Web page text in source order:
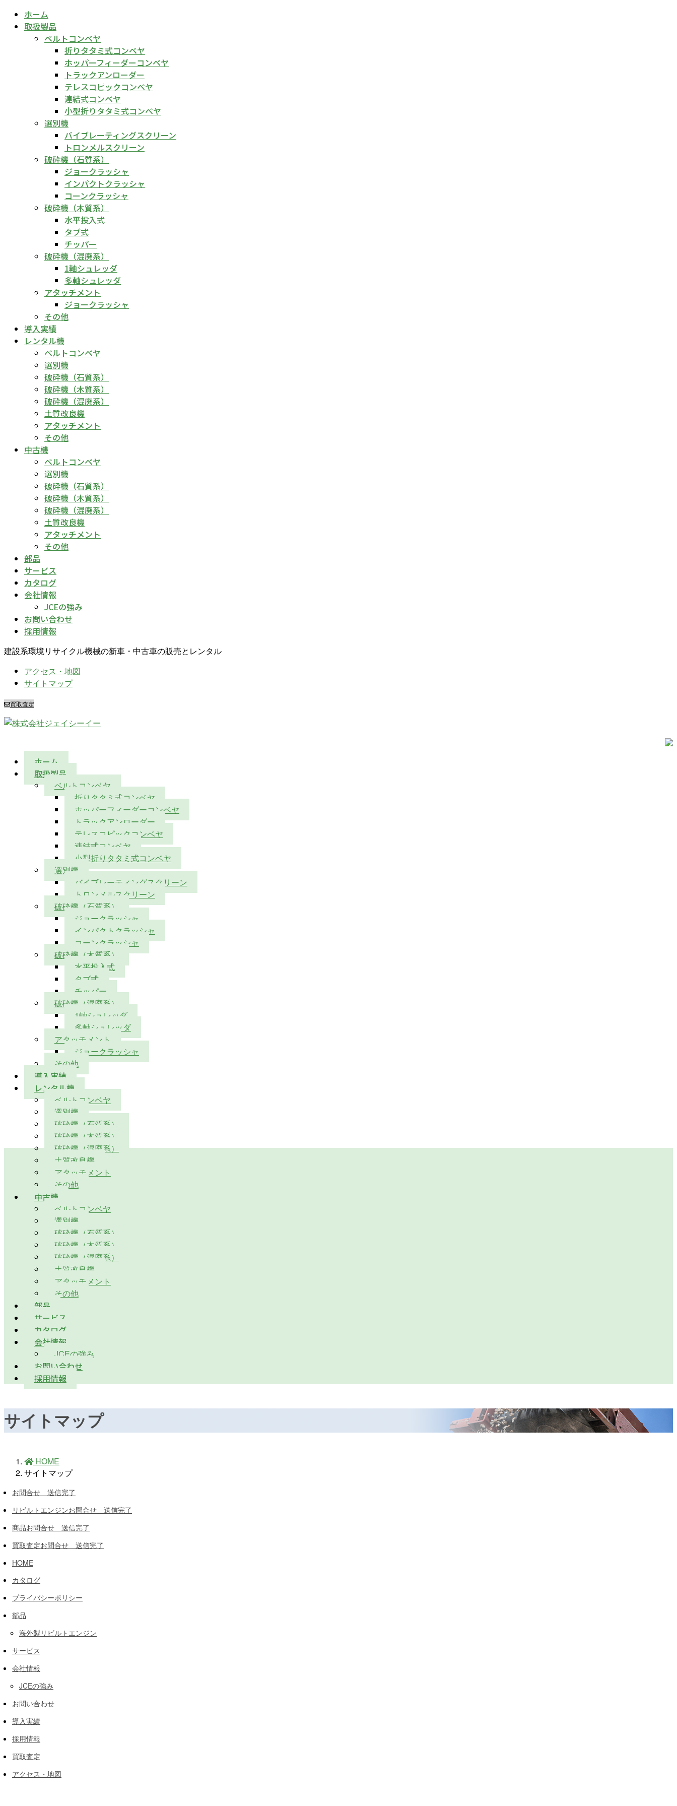
ホーム
取扱製品
ベルトコンベヤ
折りタタミ式コンベヤ
ホッパーフィーダーコンベヤ
トラックアンローダー
テレスコピックコンベヤ
連結式コンベヤ
小型折りタタミ式コンベヤ
選別機
バイブレーティングスクリーン
トロンメルスクリーン
破砕機（石質系）
ジョークラッシャ
インパクトクラッシャ
コーンクラッシャ
破砕機（木質系）
水平投入式
タブ式
チッパー
破砕機（混廃系）
1軸シュレッダ
多軸シュレッダ
アタッチメント
ジョークラッシャ
その他
導入実績
レンタル機
ベルトコンベヤ
選別機
破砕機（石質系）
破砕機（木質系）
破砕機（混廃系）
土質改良機
アタッチメント
その他
中古機
ベルトコンベヤ
選別機
破砕機（石質系）
破砕機（木質系）
破砕機（混廃系）
土質改良機
アタッチメント
その他
部品
サービス
カタログ
会社情報
JCEの強み
お問い合わせ
採用情報
建設系環境リサイクル機械の新車・中古車の販売とレンタル
アクセス・地図
サイトマップ
買取査定
ホーム
取扱製品
ベルトコンベヤ
折りタタミ式コンベヤ
ホッパーフィーダーコンベヤ
トラックアンローダー
テレスコピックコンベヤ
連結式コンベヤ
小型折りタタミ式コンベヤ
選別機
バイブレーティングスクリーン
トロンメルスクリーン
破砕機（石質系）
ジョークラッシャ
インパクトクラッシャ
コーンクラッシャ
破砕機（木質系）
水平投入式
タブ式
チッパー
破砕機（混廃系）
1軸シュレッダ
多軸シュレッダ
アタッチメント
ジョークラッシャ
その他
導入実績
レンタル機
ベルトコンベヤ
選別機
破砕機（石質系）
破砕機（木質系）
破砕機（混廃系）
土質改良機
アタッチメント
その他
中古機
ベルトコンベヤ
選別機
破砕機（石質系）
破砕機（木質系）
破砕機（混廃系）
土質改良機
アタッチメント
その他
部品
サービス
カタログ
会社情報
JCEの強み
お問い合わせ
採用情報
サイトマップ
HOME
サイトマップ
お問合せ 送信完了
リビルトエンジンお問合せ 送信完了
商品お問合せ 送信完了
買取査定お問合せ 送信完了
HOME
カタログ
プライバシーポリシー
部品
海外製リビルトエンジン
サービス
会社情報
JCEの強み
お問い合わせ
導入実績
採用情報
買取査定
アクセス・地図